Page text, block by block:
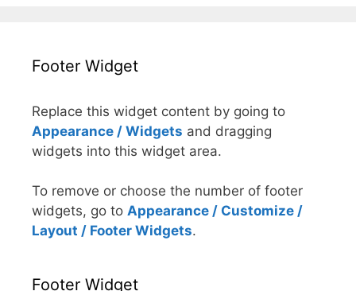
Footer Widget
Replace this widget content by going to
Appearance / Widgets and dragging
widgets into this widget area.
To remove or choose the number of footer
widgets, go to Appearance / Customize /
Layout / Footer Widgets.
Footer Widget